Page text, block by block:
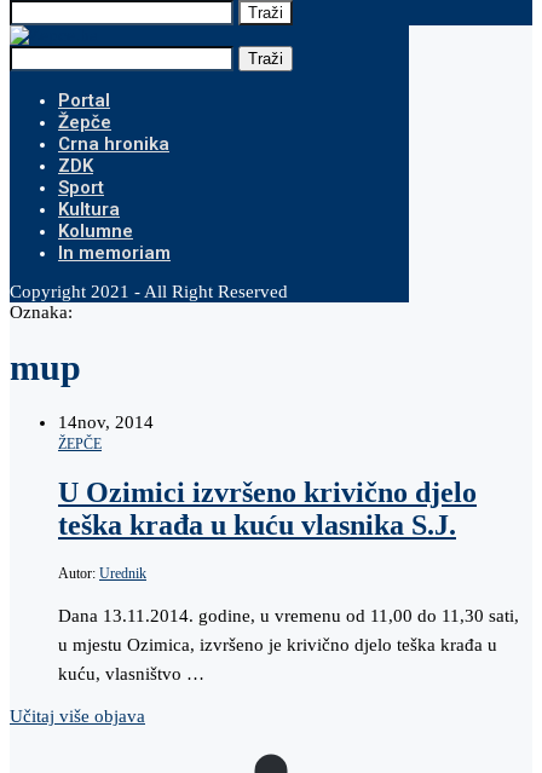
Traži
Traži
Portal
Žepče
Crna hronika
ZDK
Sport
Kultura
Kolumne
In memoriam
Copyright 2021 - All Right Reserved
Oznaka:
mup
14nov, 2014
ŽEPČE
U Ozimici izvršeno krivično djelo
teška krađa u kuću vlasnika S.J.
Autor: Urednik
Dana 13.11.2014. godine, u vremenu od 11,00 do 11,30 sati,
u mjestu Ozimica, izvršeno je krivično djelo teška krađa u
kuću, vlasništvo …
Učitaj više objava